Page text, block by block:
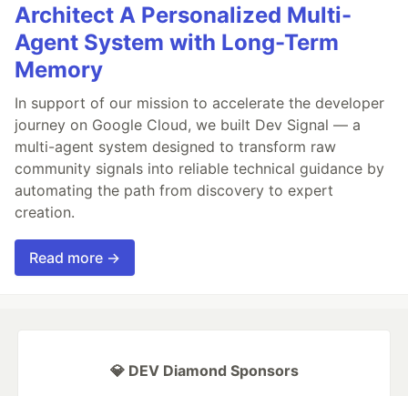
Architect A Personalized Multi-
Agent System with Long-Term
Memory
In support of our mission to accelerate the developer
journey on Google Cloud, we built Dev Signal — a
multi-agent system designed to transform raw
community signals into reliable technical guidance by
automating the path from discovery to expert
creation.
Read more →
💎 DEV Diamond Sponsors